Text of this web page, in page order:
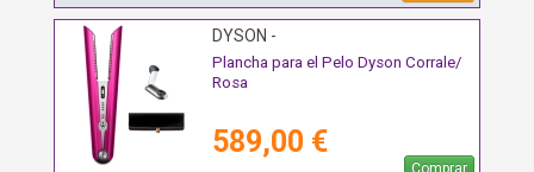
DYSON -
Plancha para el Pelo Dyson Corrale/
Rosa
589,00 €
Comprar